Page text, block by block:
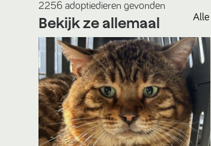
2256 adoptiedieren gevonden
Bekijk ze allemaal Alle